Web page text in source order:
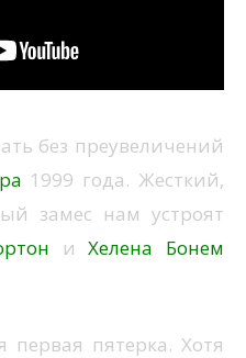
без преувеличений
1999 года. Жесткий,
замес нам устроят
иХелена Бонем
пятерка. Хотя